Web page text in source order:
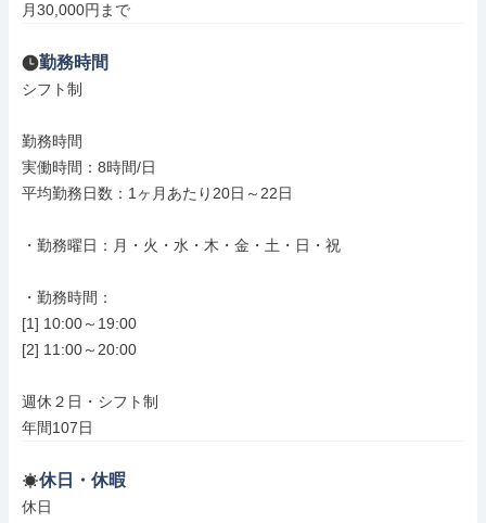
月30,000円まで
勤務時間
シフト制
勤務時間
実働時間：8時間/日
平均勤務日数：1ヶ月あたり20日～22日
・勤務曜日：月・火・水・木・金・土・日・祝
・勤務時間：
[1] 10:00～19:00
[2] 11:00～20:00
週休２日・シフト制
年間107日
休日・休暇
休日